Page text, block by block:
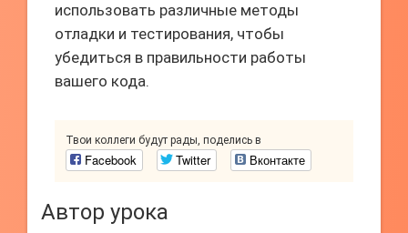
использовать различные методы
отладки и тестирования, чтобы
убедиться в правильности работы
вашего кода.
Твои коллеги будут рады, поделись в
Facebook Twitter Вконтакте
Автор урока